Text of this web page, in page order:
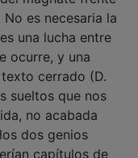
magnate frente
es necesaria la
una lucha entre
y una
cerrado (D.
sueltos que nos
no acabada
dos genios